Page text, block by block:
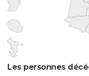
Les personnes